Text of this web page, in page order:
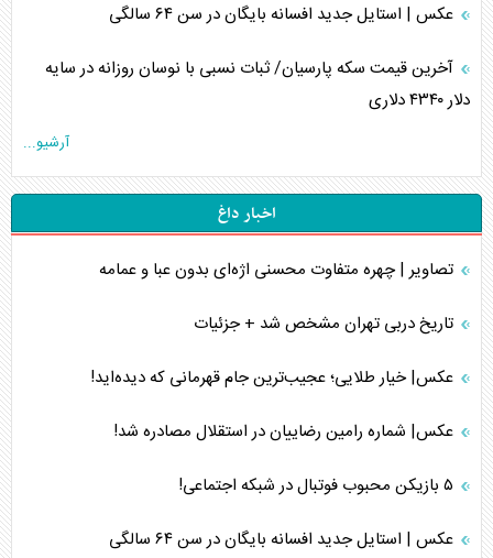
عکس | استایل جدید افسانه بایگان در سن ۶۴ سالگی
آخرین قیمت سکه پارسیان/ ثبات نسبی با نوسان روزانه در سایه
دلار ۴۳۴۰ دلاری
آرشیو...
اخبار داغ
تصاویر | چهره متفاوت محسنی اژه‌ای بدون عبا و عمامه
تاریخ دربی تهران مشخص شد + جزئیات
عکس| خیار طلایی؛ عجیب‌ترین جام قهرمانی که دیده‌اید!
عکس| شماره رامین رضاییان در استقلال مصادره شد!
عکس | استایل جدید افسانه بایگان در سن ۶۴ سالگی